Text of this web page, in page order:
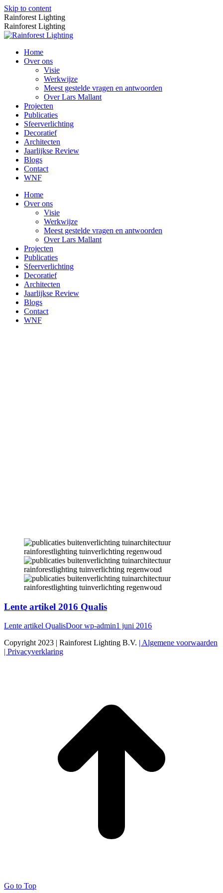
Skip to content
Rainforest Lighting
Rainforest Lighting
Home
Over ons
Visie
Werkwijze
Meest gestelde vragen en antwoorden
Over Lars Mallant
Projecten
Publicaties
Sfeerverlichting
Decoratief
Architecten
Jaarlijkse Review
Blogs
Contact
WNF
Home
Over ons
Visie
Werkwijze
Meest gestelde vragen en antwoorden
Over Lars Mallant
Projecten
Publicaties
Sfeerverlichting
Decoratief
Architecten
Jaarlijkse Review
Blogs
Contact
WNF
Lente artikel 2016 Qualis
Lente artikel QualisDoorwp-admin1 juni 2016
Copyright 2023 | Rainforest Lighting B.V. | Algemene voorwaarden
| Privacyverklaring
Go to Top